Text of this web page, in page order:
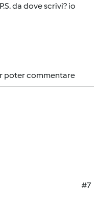
da dove scrivi? io
poter commentare
#7